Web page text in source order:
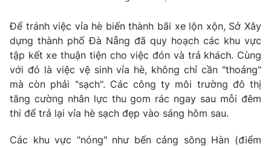
cấp ngày 29/12/2023
Tổng Biên tập:Vũ Thanh Thủy
Phó Tổng Biên tập: Nguyễn Thị Mỹ Hạnh, Phạm Quốc Thắng,
Nguyễn Trọng Ninh
Tổng đài VTV:024.38 355 931 - 024.38 355 932
Ðiện thoại Thời báo VTV: 024.66 897 897
toasoan@vtv.vn
Liên hệ quảng cáo:024-7300.7108
Để tránh việc vỉa hè biến thành bãi xe lộn xộn, Sở Xây
dựng thành phố Đà Nẵng đã quy hoạch các khu vực
tập kết xe thuận tiện cho việc đón và trả khách. Cùng
với đó là việc vệ sinh vỉa hè, không chỉ cần "thoáng"
mà còn phải "sạch". Các công ty môi trường đô thị
tăng cường nhân lực thu gom rác ngay sau mỗi đêm
thi để trả lại vỉa hè sạch đẹp vào sáng hôm sau.
Các khu vực "nóng" như bến cảng sông Hàn (điểm